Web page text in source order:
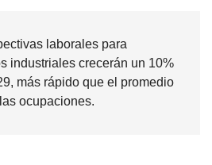
laborales para
industriales crecerán un 10%
más rápido que el promedio
ocupaciones.